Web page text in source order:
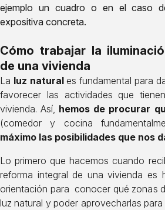
ejemplo un cuadro o en el caso
expositiva concreta.
Cómo trabajar la
de una vivienda
La luz natural es fundamental para
favorecer las actividades que
vivienda. Así, hemos de procurar
(comedor y cocina
máximo las posibilidades que nos
Lo primero que hacemos cuando
reforma integral de una vivienda es
orientación para conocer qué zonas
luz natural y poder aprovecharlas